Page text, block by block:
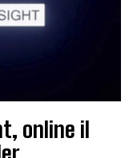
online il